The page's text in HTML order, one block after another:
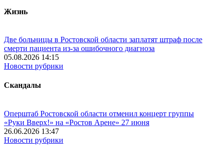
Жизнь
Две больницы в Ростовской области заплатят штраф после
смерти пациента из-за ошибочного диагноза
05.08.2026 14:15
Новости рубрики
Скандалы
Оперштаб Ростовской области отменил концерт группы
«Руки Вверх!» на «Ростов Арене» 27 июня
26.06.2026 13:47
Новости рубрики